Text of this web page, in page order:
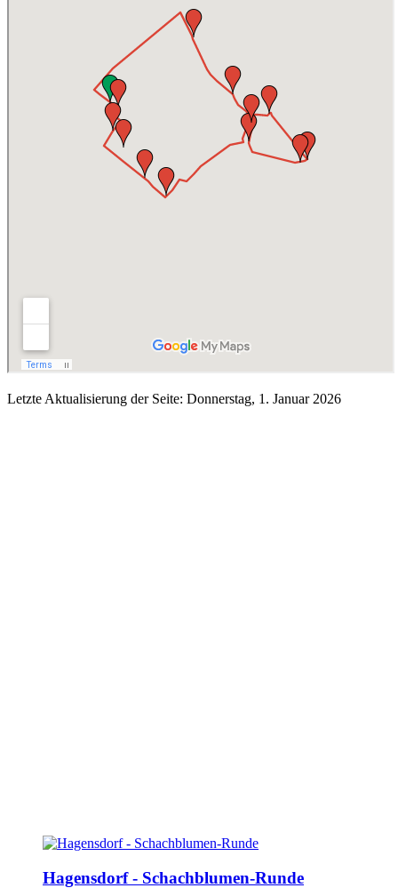
Letzte Aktualisierung der Seite: Donnerstag, 1. Januar 2026
Hagensdorf - Schachblumen-Runde